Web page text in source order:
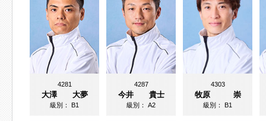
4281
大澤 大夢
級別：B1
4287
今井 貴士
級別：A2
4303
牧原 崇
級別：B1